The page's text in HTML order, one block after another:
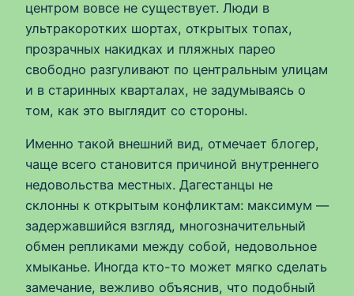
центром вовсе не существует. Люди в
ультракоротких шортах, открытых топах,
прозрачных накидках и пляжных парео
свободно разгуливают по центральным улицам
и в старинных кварталах, не задумываясь о
том, как это выглядит со стороны.
Именно такой внешний вид, отмечает блогер,
чаще всего становится причиной внутреннего
недовольства местных. Дагестанцы не
склонны к открытым конфликтам: максимум —
задержавшийся взгляд, многозначительный
обмен репликами между собой, недовольное
хмыканье. Иногда кто-то может мягко сделать
замечание, вежливо объяснив, что подобный